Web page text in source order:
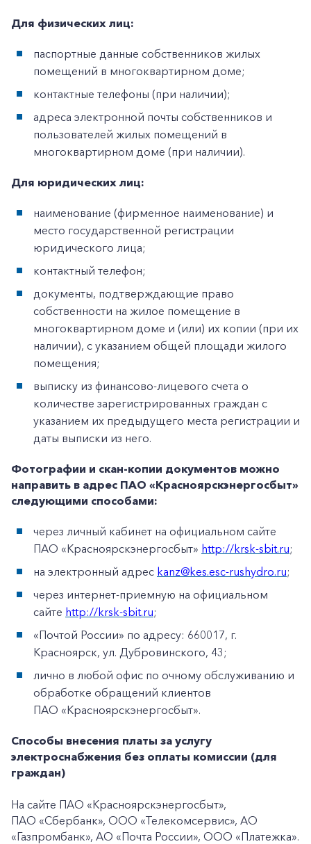
Для физических лиц:
паспортные данные собственников жилых
помещений в многоквартирном доме;
контактные телефоны (при наличии);
адреса электронной почты собственников и
пользователей жилых помещений в
многоквартирном доме (при наличии).
Для юридических лиц:
наименование (фирменное наименование) и
место государственной регистрации
юридического лица;
контактный телефон;
документы, подтверждающие право
собственности на жилое помещение в
многоквартирном доме и (или) их копии (при их
наличии), с указанием общей площади жилого
помещения;
выписку из финансово-лицевого счета о
количестве зарегистрированных граждан с
указанием их предыдущего места регистрации и
даты выписки из него.
Фотографии и скан-копии документов можно
направить в адрес ПАО «Красноярскэнергосбыт»
следующими способами:
через личный кабинет на официальном сайте
ПАО «Красноярскэнергосбыт» http://krsk-sbit.ru;
на электронный адрес kanz@kes.esc-rushydro.ru;
через интернет-приемную на официальном
сайте http://krsk-sbit.ru;
«Почтой России» по адресу: 660017, г.
Красноярск, ул. Дубровинского, 43;
лично в любой офис по очному обслуживанию и
обработке обращений клиентов
ПАО «Красноярскэнергосбыт».
Способы внесения платы за услугу
электроснабжения без оплаты комиссии (для
граждан)
На сайте ПАО «Красноярскэнергосбыт»,
ПАО «Сбербанк», ООО «Телекомсервис», АО
«Газпромбанк», АО «Почта России», ООО «Платежка».